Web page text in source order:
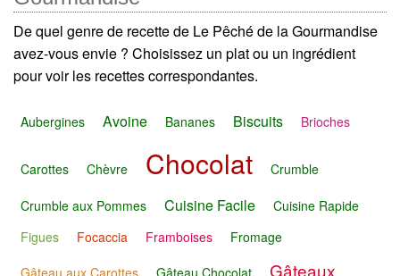
De quel genre de recette de Le Pêché de la Gourmandise
avez-vous envie ? Choisissez un plat ou un ingrédient
pour voir les recettes correspondantes.
Aubergines Avoine Bananes Biscuits Brioches
Carottes Chèvre Chocolat Crumble
Crumble aux Pommes Cuisine Facile
Cuisine Rapide
Figues
Focaccia Framboises
Fromage
Gâteau aux Carottes
Gâteau Chocolat Gâteaux